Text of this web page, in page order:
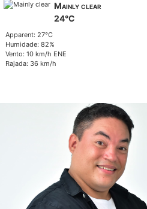
Mainly clear
24°C
Apparent: 27°C
Humidade: 82%
Vento: 10 km/h ENE
Rajada: 36 km/h